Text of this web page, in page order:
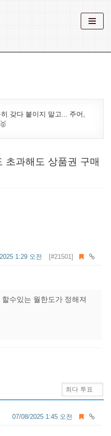
갖다 붙이지 말고... 주어,
초과해도 상품권 구매
[#21501]
1:29 오전
수있는 월한도가 정해져
07/08/2025 1:45 오전